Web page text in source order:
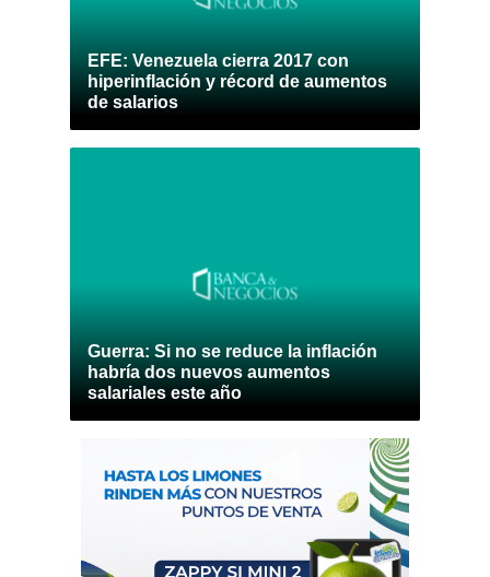
EFE: Venezuela cierra 2017 con
hiperinflación y récord de aumentos
de salarios
Guerra: Si no se reduce la inflación
habría dos nuevos aumentos
salariales este año